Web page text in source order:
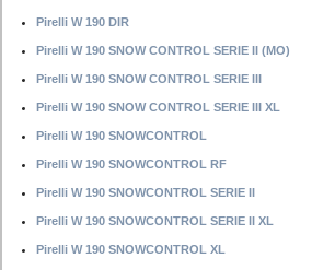
Pirelli W 190 DIR
Pirelli W 190 SNOW CONTROL SERIE II (MO)
Pirelli W 190 SNOW CONTROL SERIE III
Pirelli W 190 SNOW CONTROL SERIE III XL
Pirelli W 190 SNOWCONTROL
Pirelli W 190 SNOWCONTROL RF
Pirelli W 190 SNOWCONTROL SERIE II
Pirelli W 190 SNOWCONTROL SERIE II XL
Pirelli W 190 SNOWCONTROL XL